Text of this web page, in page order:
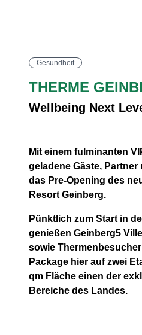
Gesundheit
THERME
Wellbeing Next
Mit einem fulminanten
geladene Gäste,
das Pre-Opening des
Resort Geinberg.
Pünktlich zum Start in
genießen Geinberg5
sowie
Package hier auf zwei
qm Fläche einen der
Bereiche des Landes.